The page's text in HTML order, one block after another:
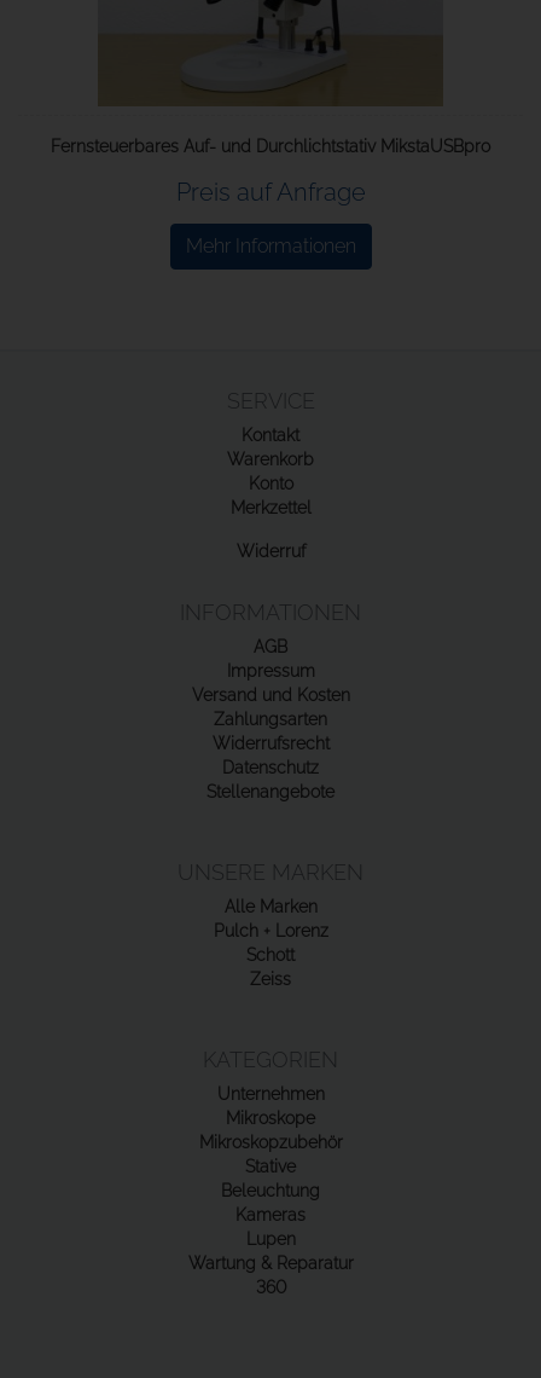
Fernsteuerbares Auf- und Durchlichtstativ MikstaUSBpro
Preis auf Anfrage
Mehr Informationen
SERVICE
Kontakt
Warenkorb
Konto
Merkzettel
Widerruf
INFORMATIONEN
AGB
Impressum
Versand und Kosten
Zahlungsarten
Widerrufsrecht
Datenschutz
Stellenangebote
UNSERE MARKEN
Alle Marken
Pulch + Lorenz
Schott
Zeiss
KATEGORIEN
Unternehmen
Mikroskope
Mikroskopzubehör
Stative
Beleuchtung
Kameras
Lupen
Wartung & Reparatur
360